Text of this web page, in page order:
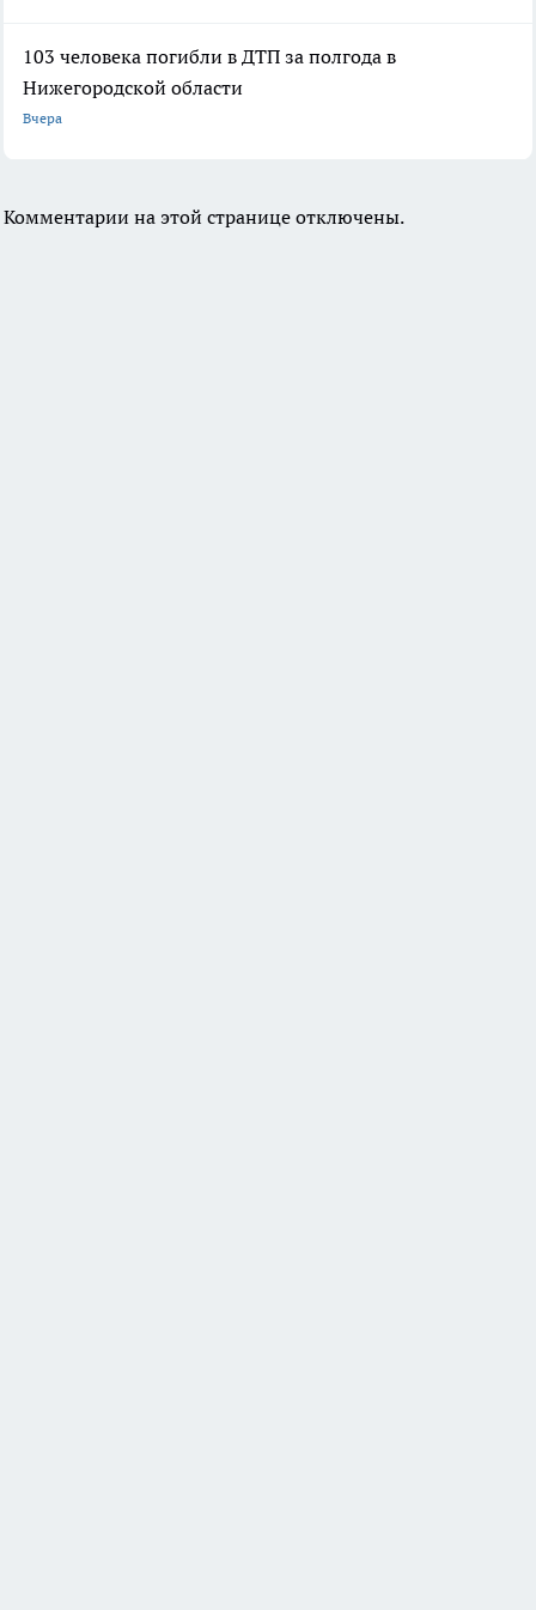
103 человека погибли в ДТП за полгода в
Нижегородской области
Вчера
Комментарии на этой странице отключены.